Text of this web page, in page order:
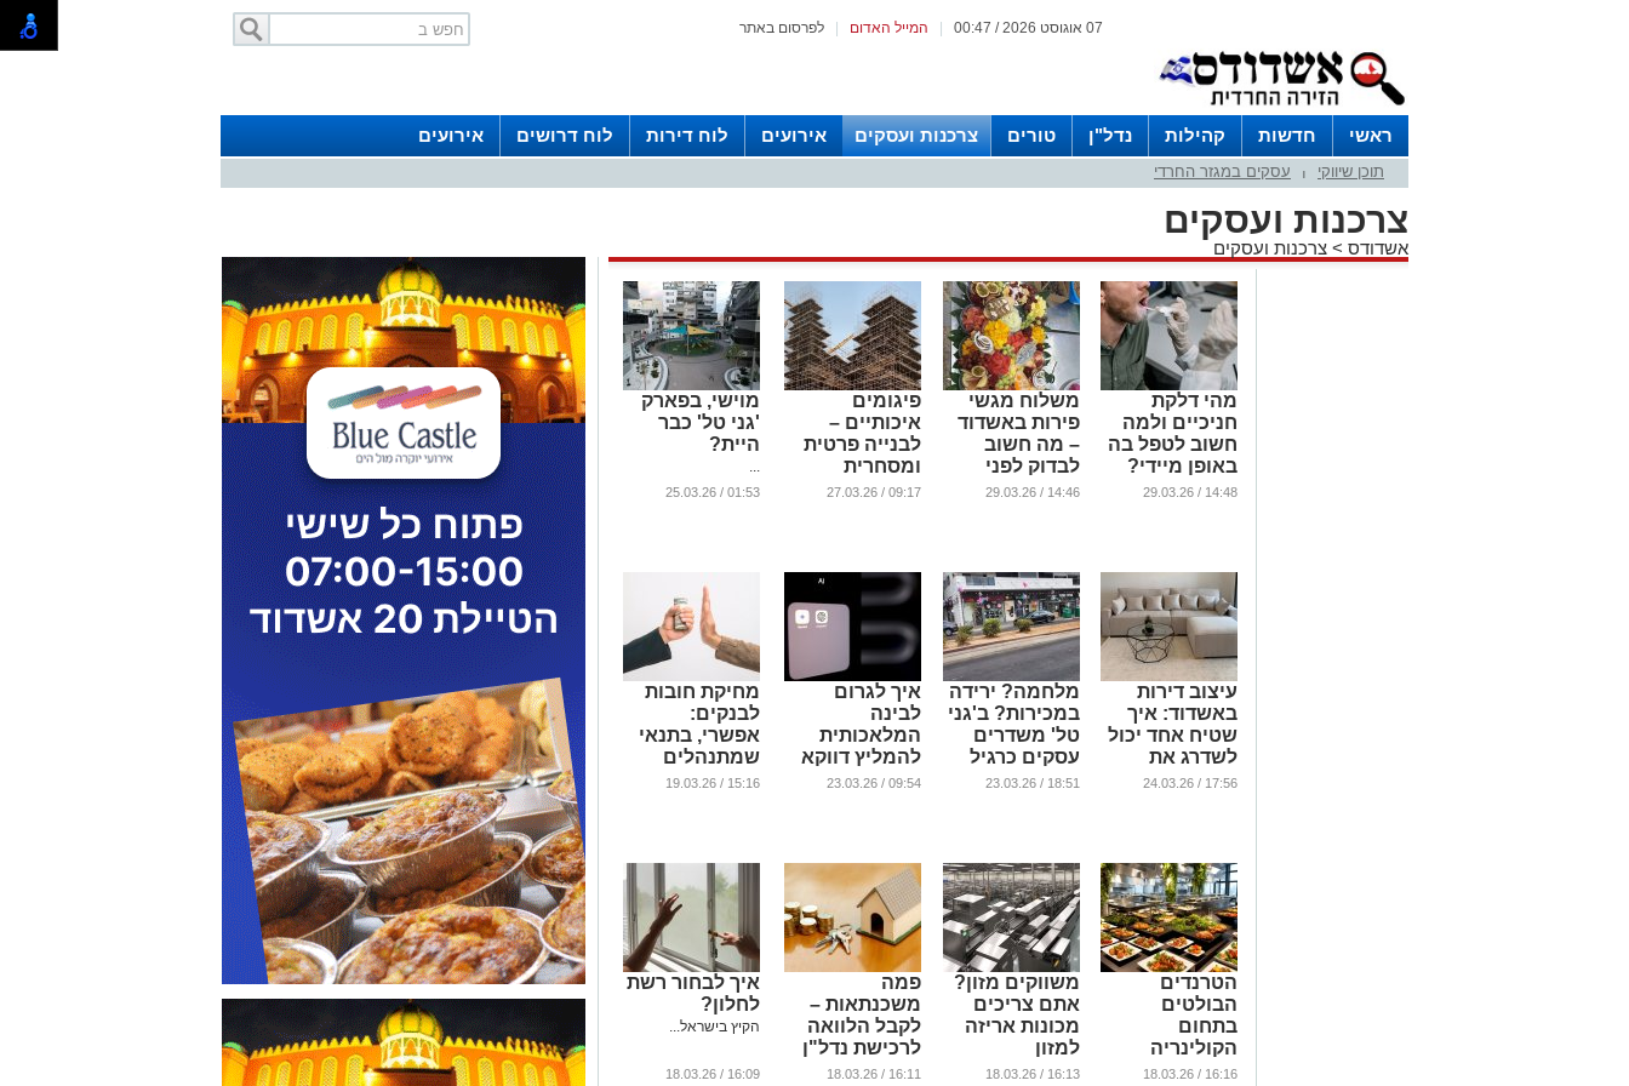
לפרסום באתר המייל האדום 07 אוגוסט 2026 / 00:47
ראשי חדשות קהילות נדל"ן טורים צרכנות ועסקים אירועים לוח דירות לוח דרושים אירועים
תוכן שיווקי עסקים במגזר החרדי
צרכנות ועסקים
אשדודס > צרכנות ועסקים
מהי דלקת
חניכיים ולמה
חשוב לטפל בה
באופן מיידי?
...
14:48 / 29.03.26
משלוח מגשי
פירות באשדוד
– מה חשוב
לבדוק לפני
שמזמינים
14:46 / 29.03.26
פיגומים
איכותיים –
לבנייה פרטית
ומסחרית
...
09:17 / 27.03.26
מוישי, בפארק
'גני טל' כבר
היית?
...
01:53 / 25.03.26
עיצוב דירות
באשדוד: איך
שטיח אחד יכול
לשדרג את
מראה הבית בלי
17:56 / 24.03.26
מלחמה? ירידה
במכירות? ב'גני
טל' משדרים
עסקים כרגיל
...
18:51 / 23.03.26
איך לגרום
לבינה
המלאכותית
להמליץ דווקא
על התוכן
09:54 / 23.03.26
מחיקת חובות
לבנקים:
אפשרי, בתנאי
שמתנהלים
בחוכמה
15:16 / 19.03.26
הטרנדים
הבולטים
בתחום
הקולינריה
לאירועים
16:16 / 18.03.26
משווקים מזון?
אתם צריכים
מכונות אריזה
למזון
...
16:13 / 18.03.26
פמה
משכנתאות –
לקבל הלוואה
לרכישת נדל"ן
...
16:11 / 18.03.26
איך לבחור רשת
לחלון?
הקיץ בישראל...
16:09 / 18.03.26